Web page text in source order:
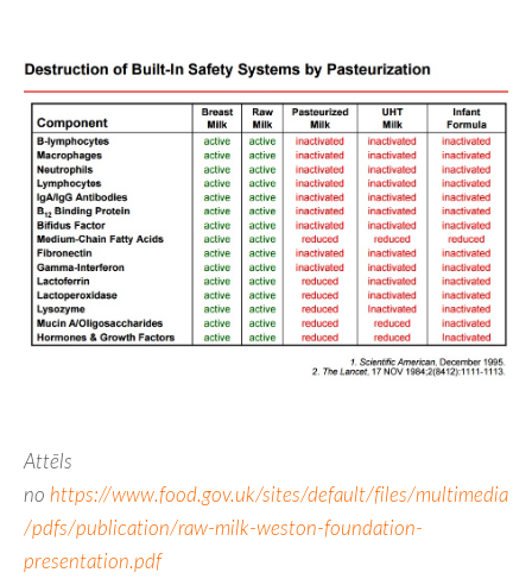
Attēls
no https://www.food.gov.uk/sites/default/files/multimedia
/pdfs/publication/raw-milk-weston-foundation-
presentation.pdf